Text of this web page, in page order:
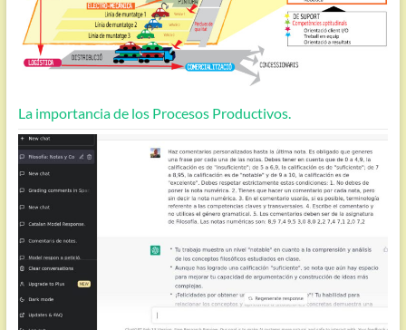
La importancia de los Procesos Productivos.